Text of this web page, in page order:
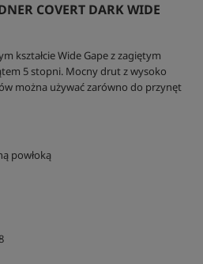
COVERT DARK WIDE
kształcie Wide Gape z zagiętym
5 stopni. Mocny drut z wysoko
można używać zarówno do przynęt
powłoką